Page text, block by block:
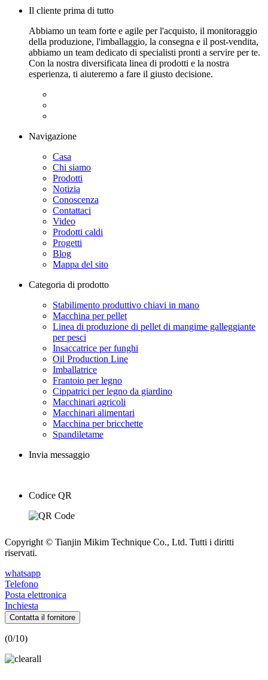
Il cliente prima di tutto
Abbiamo un team forte e agile per l'acquisto, il monitoraggio
della produzione, l'imballaggio, la consegna e il post-vendita,
abbiamo un team dedicato di specialisti pronti a servire per te.
Con la nostra diversificata linea di prodotti e la nostra
esperienza, ti aiuteremo a fare il giusto decisione.
Navigazione
Casa
Chi siamo
Prodotti
Notizia
Conoscenza
Contattaci
Video
Prodotti caldi
Progetti
Blog
Mappa del sito
Categoria di prodotto
Stabilimento produttivo chiavi in ​​mano
Macchina per pellet
Linea di produzione di pellet di mangime galleggiante
per pesci
Insaccatrice per funghi
Oil Production Line
Imballatrice
Frantoio per legno
Cippatrici per legno da giardino
Macchinari agricoli
Macchinari alimentari
Macchina per bricchette
Spandiletame
Invia messaggio
Codice QR
Copyright © Tianjin Mikim Technique Co., Ltd. Tutti i diritti
riservati.
whatsapp
Telefono
Posta elettronica
Inchiesta
Contatta il fornitore
(0/10)